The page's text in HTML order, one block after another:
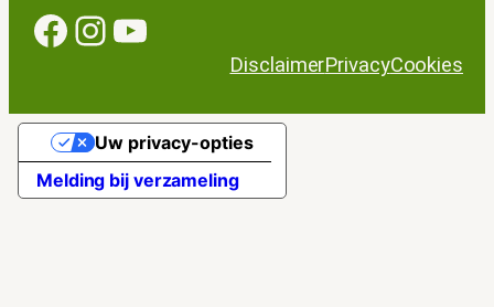
Facebook Instagram YouTube
DisclaimerPrivacyCookies
Melding bij verzameling
Uw privacy-opties